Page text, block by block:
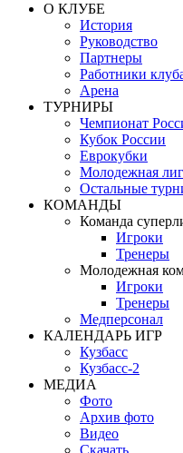
О КЛУБЕ
История
Руководство
Партнеры
Работники
Арена
ТУРНИРЫ
Чемпионат
Кубок России
Еврокубки
Молодежная
Остальные
КОМАНДЫ
Команда
Игроки
Тренеры
Молодежная
Игроки
Тренеры
Медперсонал
КАЛЕНДАРЬ ИГР
Кузбасс
Кузбасс-2
МЕДИА
Фото
Архив фото
Видео
Скачать